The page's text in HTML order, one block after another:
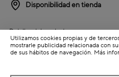
Disponibilidad en tienda
Detalles del producto
Información de envío
Utilizamos cookies propias y de
mostrarle publicidad relacionada con
de sus hábitos de navegación. Más